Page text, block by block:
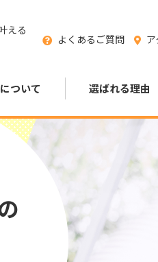
える
よくあるご質問
ついて 選ばれる理由